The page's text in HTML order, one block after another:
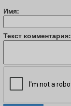
Имя:
Текст комментария: